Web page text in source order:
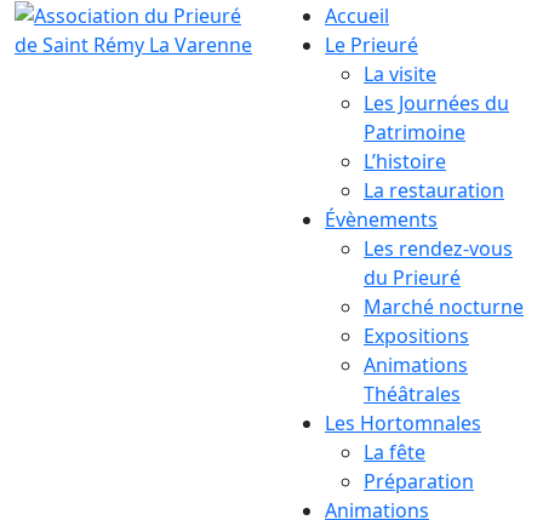
Accueil
Le Prieuré
La visite
Les Journées du
Patrimoine
L’histoire
La restauration
Évènements
Les rendez-vous
du Prieuré
Marché nocturne
Expositions
Animations
Théâtrales
Les Hortomnales
La fête
Préparation
Animations